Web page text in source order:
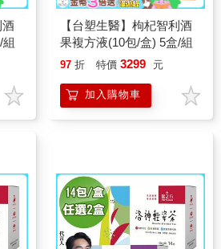
酒
【台塑生醫】枸杞智利酒
果複方液(10包/盒) 5盒/組
97 折 特價 3299 元
加入購物車